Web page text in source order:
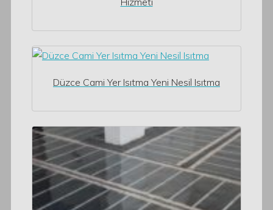
Düzce Cami Yer Isıtma Yeni Nesil Isıtma